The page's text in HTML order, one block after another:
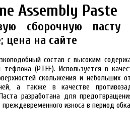
Assembly Paste
сборочную пасту
цена на сайте
состав с высоким
(PTFE). Используется в
скольжения и небольших
а также в качестве
разработана для
износа в период